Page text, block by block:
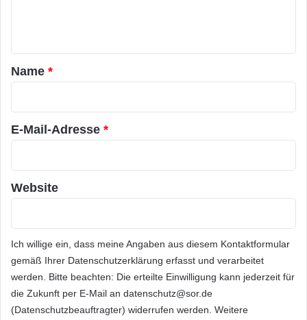
a
r
*
Name *
E-Mail-Adresse *
Website
Ich willige ein, dass meine Angaben aus diesem Kontaktformular
gemäß Ihrer Datenschutzerklärung erfasst und verarbeitet
werden. Bitte beachten: Die erteilte Einwilligung kann jederzeit für
die Zukunft per E-Mail an datenschutz@sor.de
(Datenschutzbeauftragter) widerrufen werden. Weitere